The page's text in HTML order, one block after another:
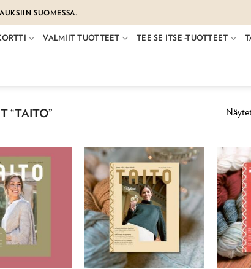
SUOMESSA.
VALMIIT TUOTTEET TEE SE ITSE -TUOTTEET
“TAITO”